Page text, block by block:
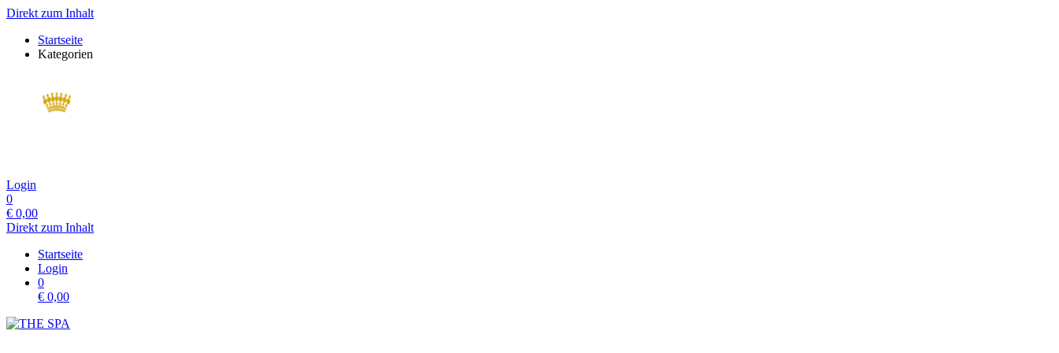
Direkt zum Inhalt
Startseite
Kategorien
Login
0
€ 0,00
Direkt zum Inhalt
Startseite
Login
0
€ 0,00